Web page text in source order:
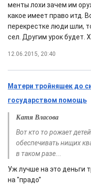
менты лохи зачем им
какое имеет право итд.
перекрестке люди шли,
сел. Другим урок будет.
12.06.2015, 20:40
Матери тройняшек до
государством помощь
Катя Власова
Вот кто то рожает
обеспечивать нищих
в таком разе...
Уж лучше на это деньги
на "прадо"